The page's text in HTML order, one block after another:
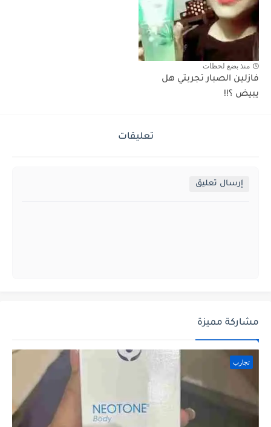
منذ بضع لحظات
فازلين الصبار تجربتي هل
يبيض ؟!!
تعليقات
إرسال تعليق
مشاركة مميزة
تجارب